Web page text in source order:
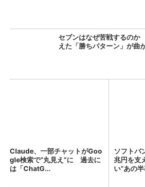
セブンはなぜ苦戦するの
えた「勝ちパターン」が曲
Claude、一部チャットがGoo
gle検索で“丸見え”に 過去に
は「ChatG...
ソフトバ
兆円を支
い“あの